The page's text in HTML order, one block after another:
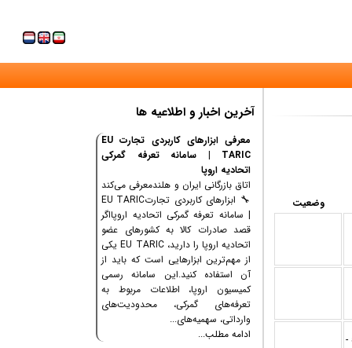
وضعیت
شرکت توسعه صنعت نمایشگاه و رویداد 5 -
آخرین اخبار و اطلاعیه ها
معرفی ابزارهای کاربردی تجارت EU
TARIC | سامانه تعرفه گمرکی
اتحادیه اروپا
اتاق بازرگانی ایران و هلندمعرفی می‌کند
🔧 ابزارهای کاربردی تجارتEU TARIC
| سامانه تعرفه گمرکی اتحادیه اروپااگر
قصد صادرات کالا به کشورهای عضو
اتحادیه اروپا را دارید، EU TARIC یکی
از مهم‌ترین ابزارهایی است که باید از
آن استفاده کنید.این سامانه رسمی
کمیسیون اروپا، اطلاعات مربوط به
تعرفه‌های گمرکی، محدودیت‌های
وارداتی، سهمیه‌های...
ادامه مطلب...